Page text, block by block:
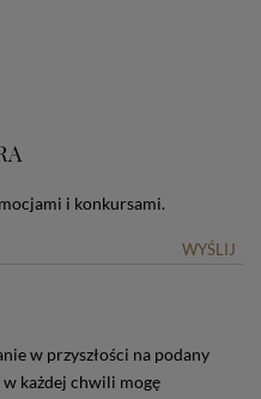
i konkursami.
WYŚLIJ
w przyszłości na podany
każdej chwili mogę